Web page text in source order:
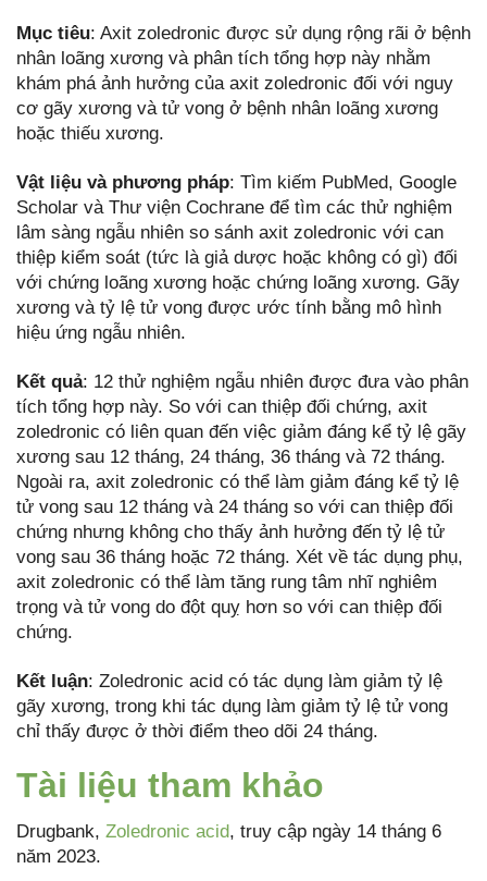
Mục tiêu: Axit zoledronic được sử dụng rộng rãi ở bệnh
nhân loãng xương và phân tích tổng hợp này nhằm
khám phá ảnh hưởng của axit zoledronic đối với nguy
cơ gãy xương và tử vong ở bệnh nhân loãng xương
hoặc thiếu xương.
Vật liệu và phương pháp: Tìm kiếm PubMed, Google
Scholar và Thư viện Cochrane để tìm các thử nghiệm
lâm sàng ngẫu nhiên so sánh axit zoledronic với can
thiệp kiểm soát (tức là giả dược hoặc không có gì) đối
với chứng loãng xương hoặc chứng loãng xương. Gãy
xương và tỷ lệ tử vong được ước tính bằng mô hình
hiệu ứng ngẫu nhiên.
Kết quả: 12 thử nghiệm ngẫu nhiên được đưa vào phân
tích tổng hợp này. So với can thiệp đối chứng, axit
zoledronic có liên quan đến việc giảm đáng kể tỷ lệ gãy
xương sau 12 tháng, 24 tháng, 36 tháng và 72 tháng.
Ngoài ra, axit zoledronic có thể làm giảm đáng kể tỷ lệ
tử vong sau 12 tháng và 24 tháng so với can thiệp đối
chứng nhưng không cho thấy ảnh hưởng đến tỷ lệ tử
vong sau 36 tháng hoặc 72 tháng. Xét về tác dụng phụ,
axit zoledronic có thể làm tăng rung tâm nhĩ nghiêm
trọng và tử vong do đột quỵ hơn so với can thiệp đối
chứng.
Kết luận: Zoledronic acid có tác dụng làm giảm tỷ lệ
gãy xương, trong khi tác dụng làm giảm tỷ lệ tử vong
chỉ thấy được ở thời điểm theo dõi 24 tháng.
Tài liệu tham khảo
Drugbank, Zoledronic acid, truy cập ngày 14 tháng 6
năm 2023.